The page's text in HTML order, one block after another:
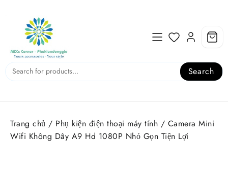
content
Search
Trang chủ / Phụ kiện điện thoại máy tính / Camera Mini
Wifi Không Dây A9 Hd 1080P Nhỏ Gọn Tiện Lợi